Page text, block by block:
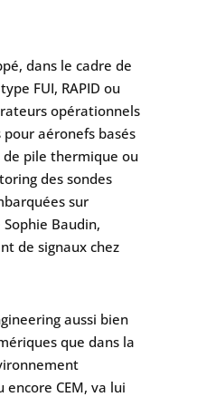
dans le cadre de
FUI, RAPID ou
opérationnels
pour aéronefs basés
de pile thermique ou
des sondes
sur
Baudin,
de signaux chez
aussi bien
que dans la
CEM, va lui